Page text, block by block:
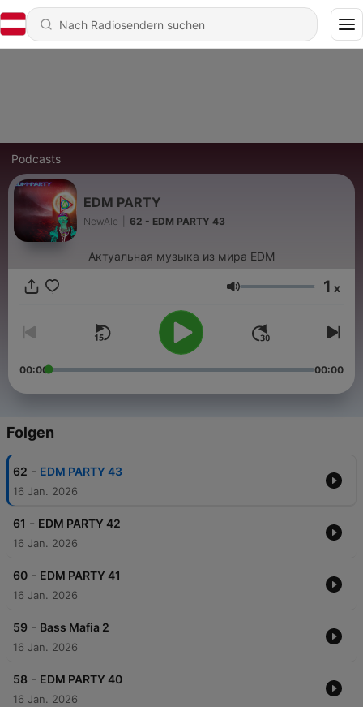
Podcasts
EDM PARTY
NewAle 62 - EDM PARTY 43
Актуальная музыка из мира EDM
Lautstärke 1 x
00:00 00:00
Folgen
62 - EDM PARTY 43
16 Jan. 2026
61 - EDM PARTY 42
16 Jan. 2026
60 - EDM PARTY 41
16 Jan. 2026
59 - Bass Mafia 2
16 Jan. 2026
58 - EDM PARTY 40
16 Jan. 2026